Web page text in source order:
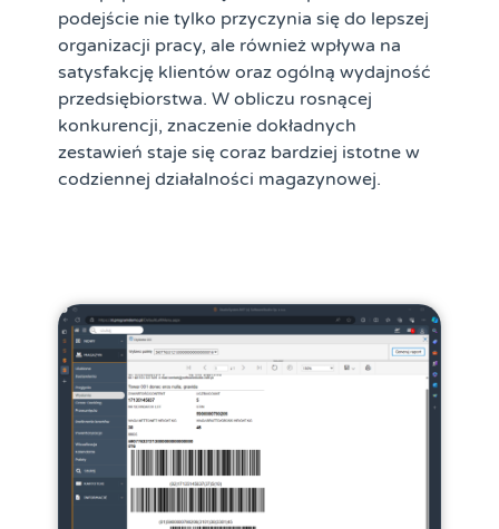
podejście nie tylko przyczynia się do lepszej
organizacji pracy, ale również wpływa na
satysfakcję klientów oraz ogólną wydajność
przedsiębiorstwa. W obliczu rosnącej
konkurencji, znaczenie dokładnych
zestawień staje się coraz bardziej istotne w
codziennej działalności magazynowej.